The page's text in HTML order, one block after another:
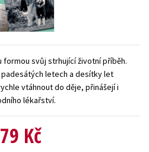
literatura
tituly
svůj strhující životní příběh.
letech a desítky let
vtáhnout do děje, přinášejí i
lékařství.
Kč